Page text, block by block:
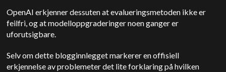
OpenAI erkjenner dessuten at evalueringsmetoden ikke er
feilfri, og at modelloppgraderinger noen ganger er
uforutsigbare.
Selv om dette blogginnlegget markerer en offisiell
erkjennelse av problemeter det lite forklaring på hvilken